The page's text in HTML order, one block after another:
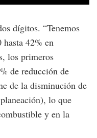
dígitos. “Tenemos
42% en
los primeros
de reducción de
de la disminución de
lo que
y en la